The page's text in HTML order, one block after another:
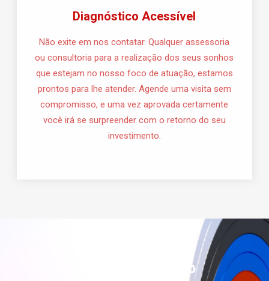
Diagnóstico Acessível
Não exite em nos contatar. Qualquer assessoria
ou consultoria para a realização dos seus sonhos
que estejam no nosso foco de atuação, estamos
prontos para lhe atender. Agende uma visita sem
compromisso, e uma vez aprovada certamente
você irá se surpreender com o retorno do seu
investimento.
Casos de Sucesso